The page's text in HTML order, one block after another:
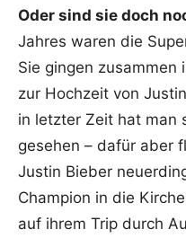
Oder sind sie doch
Jahres waren die
Sie gingen zusammen
zur Hochzeit von
in letzter Zeit hat man
gesehen – dafür aber
Justin Bieber
Champion in die
auf ihrem Trip durch